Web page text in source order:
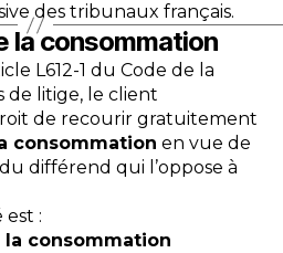
des tribunaux français.
la consommation
L612-1 du Code de la
de litige, le client
de recourir gratuitement
consommation en vue de
différend qui l’oppose à
est :
la consommation